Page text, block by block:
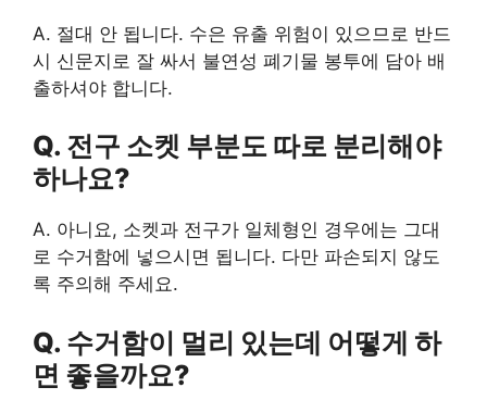
A. 절대 안 됩니다. 수은 유출 위험이 있으므로 반드
시 신문지로 잘 싸서 불연성 폐기물 봉투에 담아 배
출하셔야 합니다.
Q. 전구 소켓 부분도 따로 분리해야
하나요?
A. 아니요, 소켓과 전구가 일체형인 경우에는 그대
로 수거함에 넣으시면 됩니다. 다만 파손되지 않도
록 주의해 주세요.
Q. 수거함이 멀리 있는데 어떻게 하
면 좋을까요?